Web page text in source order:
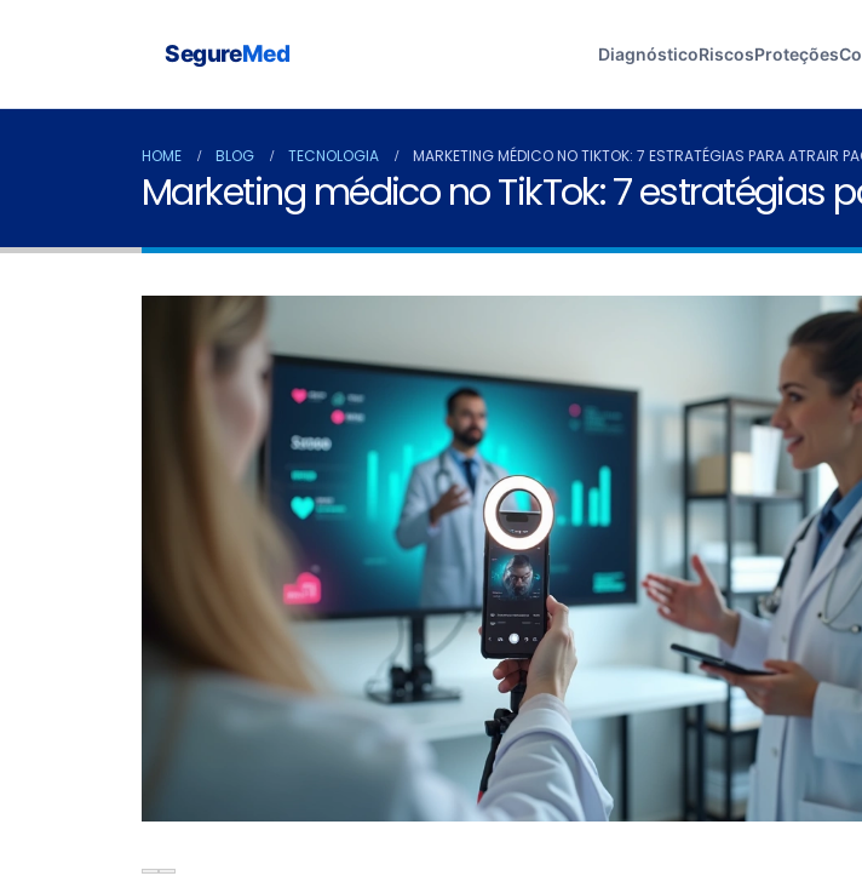
SegureMed DiagnósticoRiscosProteções
HOME BLOG TECNOLOGIA MARKETING MÉDICO NO TIKTOK: 7 ESTRATÉGIAS PARA ATRAIR
Marketing médico no TikTok: 7 estratégias